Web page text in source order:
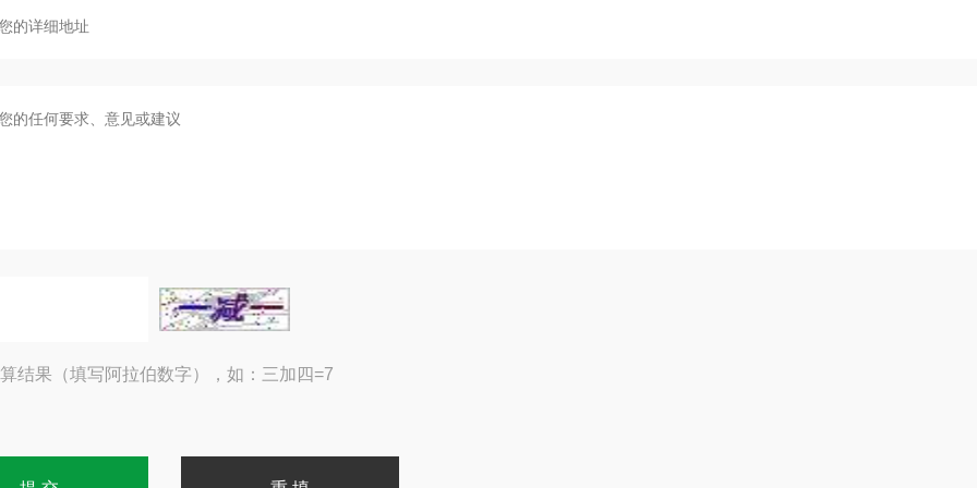
结果（填写阿拉伯数字），如：三加四=7